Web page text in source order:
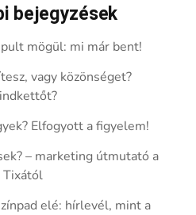
bejegyzések
mögül: mi már bent!
vagy közönséget?
Elfogyott a figyelem!
– marketing útmutató a
Tixától
elé: hírlevél, mint a